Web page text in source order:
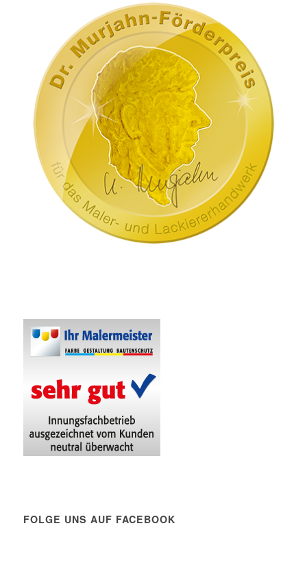
FOLGE UNS AUF FACEBOOK